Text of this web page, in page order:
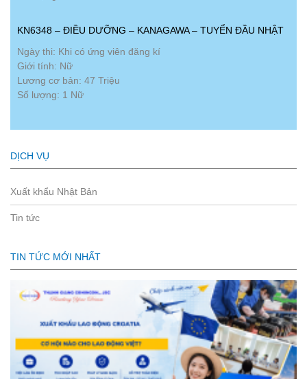
KN6348 – ĐIỀU DƯỠNG – KANAGAWA – TUYỂN ĐẦU NHẬT
Ngày thi: Khi có ứng viên đăng kí
Giới tính: Nữ
Lương cơ bản: 47 Triệu
Số lượng: 1 Nữ
DỊCH VỤ
Xuất khẩu Nhật Bản
Tin tức
TIN TỨC MỚI NHẤT